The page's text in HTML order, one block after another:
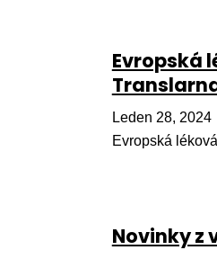
Evropská
Leden 28, 2024
Evropská
Novinky z